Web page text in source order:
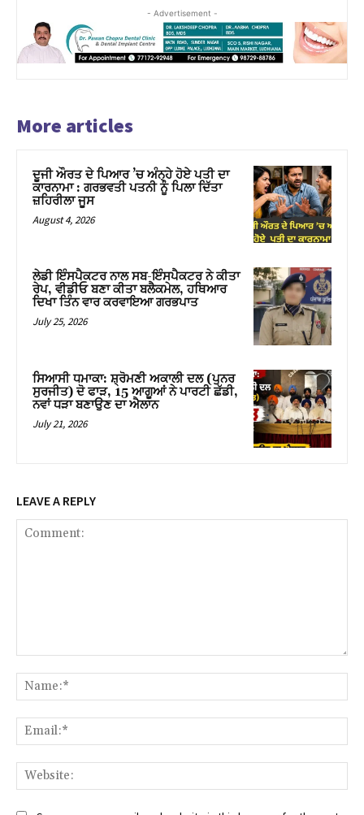
- Advertisement -
More articles
ਦੂਜੀ ਔਰਤ ਦੇ ਪਿਆਰ ’ਚ ਅੰਨ੍ਹੇ ਹੋਏ ਪਤੀ ਦਾ
ਕਾਰਨਾਮਾ : ਗਰਭਵਤੀ ਪਤਨੀ ਨੂੰ ਪਿਲਾ ਦਿੱਤਾ
ਜ਼ਹਿਰੀਲਾ ਜੂਸ
August 4, 2026
ਲੇਡੀ ਇੰਸਪੈਕਟਰ ਨਾਲ ਸਬ-ਇੰਸਪੈਕਟਰ ਨੇ ਕੀਤਾ
ਰੇਪ, ਵੀਡੀਓ ਬਣਾ ਕੀਤਾ ਬਲੈਕਮੇਲ, ਹਥਿਆਰ
ਦਿਖਾ ਤਿੰਨ ਵਾਰ ਕਰਵਾਇਆ ਗਰਭਪਾਤ
July 25, 2026
ਸਿਆਸੀ ਧਮਾਕਾ: ਸ਼੍ਰੋਮਣੀ ਅਕਾਲੀ ਦਲ (ਪੁਨਰ
ਸੁਰਜੀਤ) ਦੋ ਫਾੜ, 15 ਆਗੂਆਂ ਨੇ ਪਾਰਟੀ ਛੱਡੀ,
ਨਵਾਂ ਧੜਾ ਬਣਾਉਣ ਦਾ ਐਲਾਨ
July 21, 2026
LEAVE A REPLY